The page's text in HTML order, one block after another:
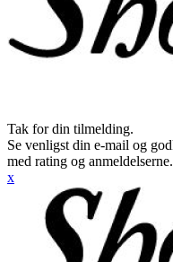
Tak for din tilmelding.
Se venligst din e-mail og
med rating og anmeldelserne.
x